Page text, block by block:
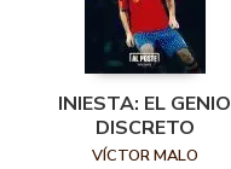
INIESTA: EL GENIO
DISCRETO
VÍCTOR MALO